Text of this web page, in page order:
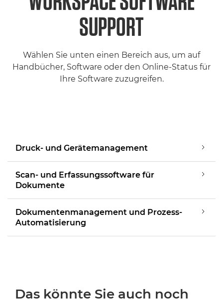
SUPPORT
Wählen Sie unten einen Bereich aus, um auf
Handbücher, Software oder den Online-Status für
Ihre Software zuzugreifen.
Druck- und Gerätemanagement
Scan- und Erfassungssoftware für
Dokumente
Dokumentenmanagement und Prozess-
Automatisierung
Das könnte Sie auch noch